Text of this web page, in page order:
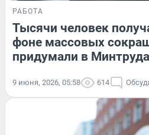
РАБОТА
Тысячи человек
фоне массовых
придумали в Минтруда
9 июня, 2026, 05:58 614